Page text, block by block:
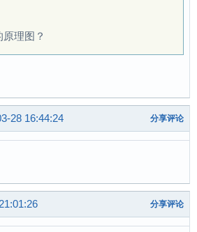
理图？
28 16:44:24 分享评论
分享评论